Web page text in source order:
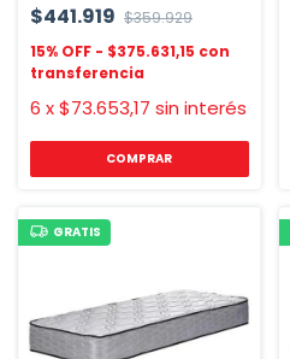
$441.919 $359.929
$375.631,15
6 x$73.653,17 sin interés
COMPRAR
GRATIS